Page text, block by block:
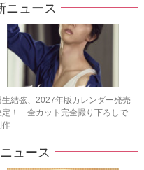
ュース
生結弦、2027年版カレンダー発売
定！ 全カット完全撮り下ろしで
作
ュース